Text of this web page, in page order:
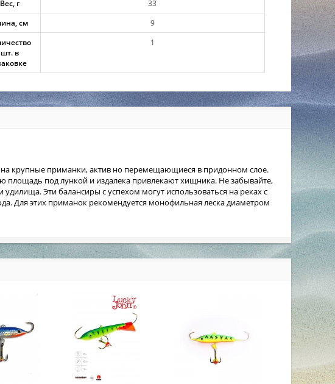
Вес, г
33
см
9
шт. в
1
на крупные приманки, актив но перемещающиеся в придонном слое.
под лункой и издалека привлекают хищника. Не забывайте,
Эти балансиры с успехом могут использоваться на реках с
Для этих приманок рекомендуется монофильная леска диаметром